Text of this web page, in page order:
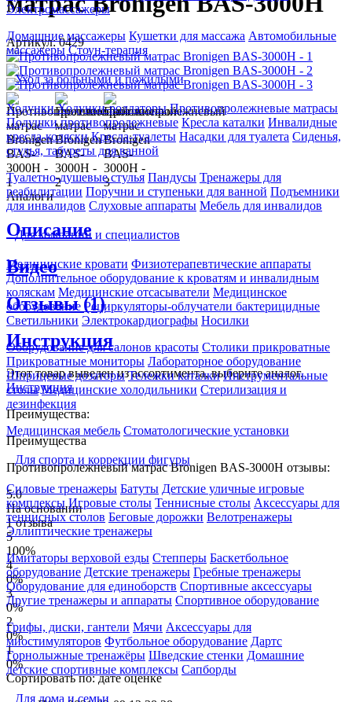
Электромассажеры
Домашние массажеры Кушетки для массажа Автомобильные
массажеры Стоун-терапия
Уход за больными и пожилыми
ХодункиХодунки-роллаторы Противопролежневые матрасы
Подушки противопролежневые Кресла каталки Инвалидные
кресла-коляски Кресла-туалеты Насадки для туалета Сиденья,
стулья, табуреты для ванной
Туалетно-душевые стулья Пандусы Тренажеры для
реабилитации Поручни и ступеньки для ванной Подъемники
для инвалидов Слуховые аппараты Мебель для инвалидов
Для компаний и специалистов
Медицинские кровати Физиотерапевтические аппараты
Дополнительное оборудование к кроватям и инвалидным
коляскам Медицинские отсасыватели Медицинское
оборудование Рециркуляторы-облучатели бактерицидные
Светильники Электрокардиографы Носилки
Оборудование для салонов красоты Столики прикроватные
Прикроватные мониторы Лабораторное оборудование
Шприцевые дозаторы Тележки каталки Инструментальные
столы Медицинские холодильники Стерилизация и
дезинфекция
Медицинская мебель Стоматологические установки
Для спорта и коррекции фигуры
Силовые тренажеры Батуты Детские уличные игровые
комплексы Игровые столы Теннисные столы Аксессуары для
теннисных столов Беговые дорожки Велотренажеры
Эллиптические тренажеры
Имитаторы верховой езды Степперы Баскетбольное
оборудование Детские тренажеры Гребные тренажеры
Оборудование для единоборств Спортивные аксессуары
Другие тренажеры и аппараты Спортивное оборудование
Грифы, диски, гантели Мячи Аксессуары для
миостимуляторов Футбольное оборудование Дартс
Горнолыжные тренажёры Шведские стенки Домашние
детские спортивные комплексы Сапборды
Для дома и семьи
Артикул: 0429
Аналоги
Описание
Видео
Отзывы (1)
Инструкция
Этот товар выведен из ассортимента,выберите аналог.
Инструкция
Преимущества:
Преимущества
Противопролежневый матрас Bronigen BAS-3000H отзывы:
5.0
На основании
1 отзыва
5
100%
4
0%
3
0%
2
0%
1
0%
Сортировать по: дате оценке